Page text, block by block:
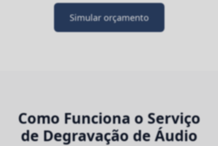
Simular orçamento
Como Funciona o Serviço
de Degravação de Áudio